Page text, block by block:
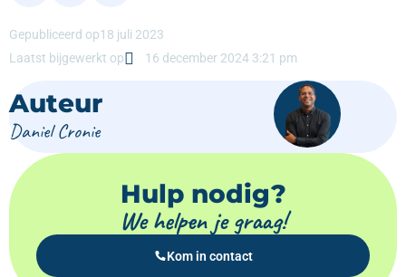
Gepubliceerd op18 juli 2023
Laatst bijgewerkt op
16 december 2024 3:21 pm
Auteur
Daniel Cronie
Hulp nodig?
We helpen je graag!
Kom in contact